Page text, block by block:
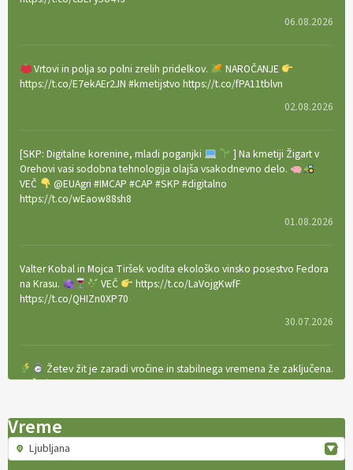
06.08.2026
Vrtovi in polja so polni zrelih pridelkov.
NAROČANJE
https://t.co/E7ekAEr2JN #kmetijstvo https://t.co/fPA11tblvn
02.08.2026
[SKP: Digitalne korenine, mladi poganjki
] Na kmetiji Žigart v
Orehovi vasi sodobna tehnologija olajša vsakodnevno delo.
VEČ
@EUAgri #IMCAP #CAP #SKP #digitalno
https://t.co/wEaow88sh8
01.08.2026
Valter Kobal in Mojca Tiršek vodita ekološko vinsko posestvo Fedora
na Krasu.
VEČ
https://t.co/LaVojgKwfF
https://t.co/QHIZn0XP70
30.07.2026
Žetev žit je zaradi vročine in stabilnega vremena že zaključena.
VEČ
https://t.co/bBWaIz6Hhh https://t.co/TtKoOF5ENS
[EKOloško = LOGIČNO
Ameriške borovnice so odlična izbira za
Vreme
Ljubljana